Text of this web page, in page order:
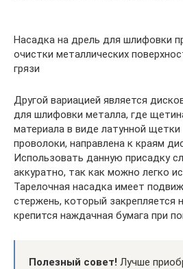
Насадка на дрель для шлифовки
очистки металлических
грязи
Другой вариацией является
для шлифовки металла, где
материала в виде латунной щетки
проволоки, направлена к краям
Использовать данную присадку
аккуратно, так как можно легко
Тарелочная насадка имеет
стержень, который закрепляется
крепится наждачная бумага при
Полезный совет! Лучше